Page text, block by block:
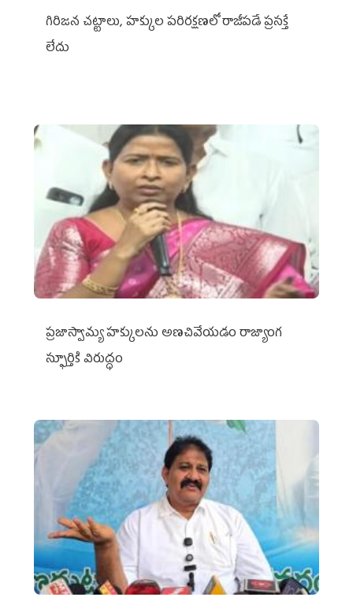
గిరిజన చట్టాలు, హక్కుల పరిరక్షణలో రాజీపడే ప్రసక్తే
లేదు
ప్రజాస్వామ్య హక్కులను అణచివేయడం రాజ్యాంగ
స్ఫూర్తికి విరుద్ధం